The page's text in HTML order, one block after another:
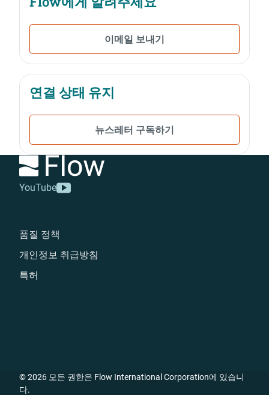
이메일 보내기
연결 상태 유지
뉴스레터 구독하기
YouTube
품질 정책
개인정보 취급방침
특허
© 2026 모든 권한은 Flow International Corporation에 있습니
다.